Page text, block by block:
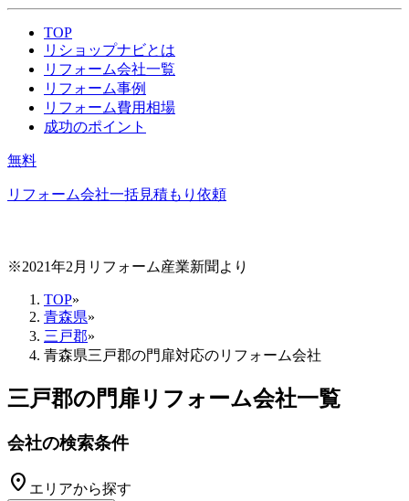
TOP
リショップナビとは
リフォーム会社一覧
リフォーム事例
リフォーム費用相場
成功のポイント
無料
リフォーム会社一括見積もり依頼
※2021年2月リフォーム産業新聞より
TOP»
青森県»
三戸郡»
青森県三戸郡の門扉対応のリフォーム会社
三戸郡の門扉リフォーム会社一覧
会社の検索条件
location_on エリアから探す